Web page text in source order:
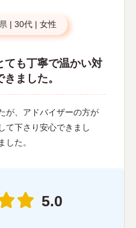
| 30代 | 女性
ても丁寧で温かい対
ました。
が、アドバイザーの方が
て下さり安心できまし
した。
5.0